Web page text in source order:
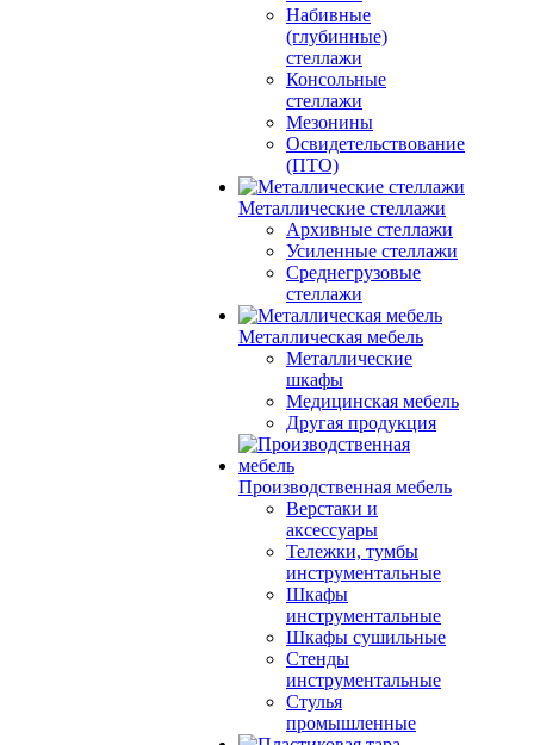
Набивные
(глубинные)
стеллажи
Консольные
стеллажи
Мезонины
Освидетельствование
(ПТО)
Металлические стеллажи
Архивные стеллажи
Усиленные стеллажи
Среднегрузовые
стеллажи
Металлическая мебель
Металлические
шкафы
Медицинская мебель
Другая продукция
Производственная мебель
Верстаки и
аксессуары
Тележки, тумбы
инструментальные
Шкафы
инструментальные
Шкафы сушильные
Стенды
инструментальные
Cтулья
промышленные